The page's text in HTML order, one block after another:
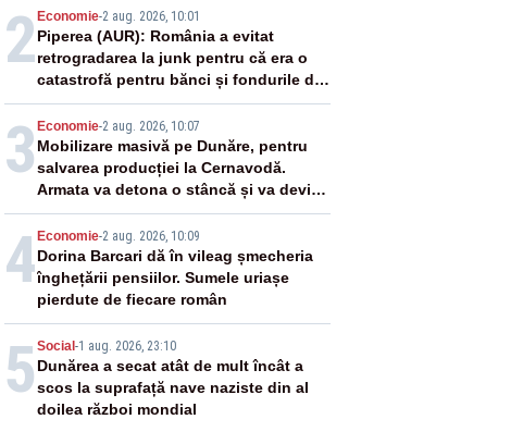
2 Economie-2 aug. 2026, 10:01
Piperea (AUR): România a evitat
retrogradarea la junk pentru că era o
catastrofă pentru bănci și fondurile de
pensii
3 Economie-2 aug. 2026, 10:07
Mobilizare masivă pe Dunăre, pentru
salvarea producției la Cernavodă.
Armata va detona o stâncă și va devia
apa fluviului - IMAGINI AERIENE
4 Economie-2 aug. 2026, 10:09
Dorina Barcari dă în vileag șmecheria
înghețării pensiilor. Sumele uriașe
pierdute de fiecare român
5 Social -1 aug. 2026, 23:10
Dunărea a secat atât de mult încât a
scos la suprafață nave naziste din al
doilea război mondial